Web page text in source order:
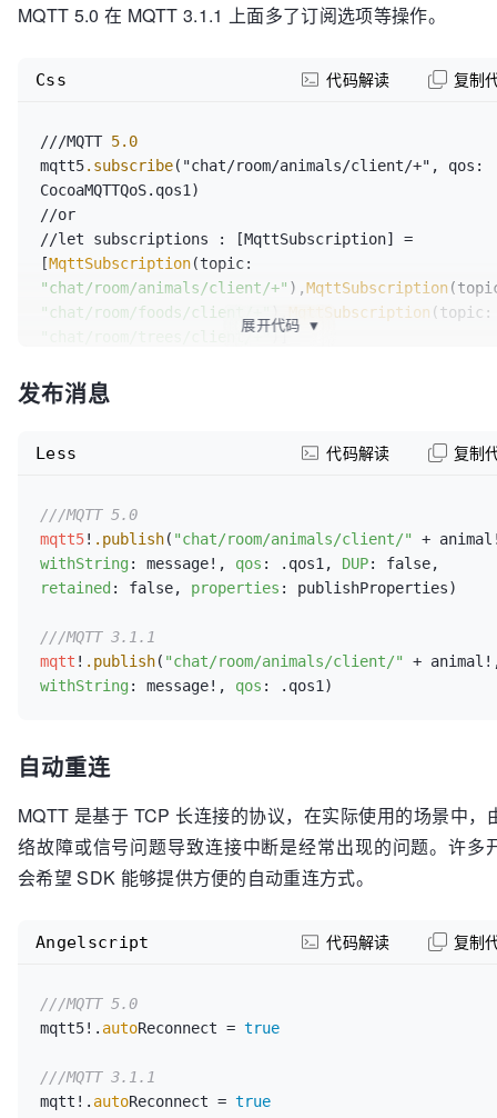
mqtt5.willMessage =
CocoaMQTTWill(topic: "/will",
mqtt5.delegate = self
mqtt5.connect
///MQTT 3.1.1
let
clientID = "CocoaMQTT-"
String
ProcessInfo
mqtt = CocoaMQTT
"broker-cn.emqx.io"
, port: 1883)
mqtt.willMessage =
mqtt.keepAlive =
MQTT 5.0 在 MQTT 3.1.1 上面多了订阅选项等操作。
///MQTT 5.0
mqtt5.subscribe("chat/room/animals/client/+", qos:
CocoaMQTTQoS.qos1)
//or
//let subscriptions : [MqttSubscription] =
[MqttSubscription
"chat/room/animals/client/+" ),MqttSubscription
"chat/room/foods/client/+"
MqttSubscription
"chat/room/trees/client/+" )]
///MQTT
CocoaMQTTQoS.qos1)
//let subscriptions : [(String, CocoaMQTTQoS)] =
[("chat/room/animals/client/+", qos:
CocoaMQTTQoS.qos1),(
"chat/room/foods/client/+"
CocoaMQTTQoS.qos1),("chat/room/trees/client/+",
//mqtt.subscribe
Css 代码解读 复制
展开代码 ▼
发布消息
///MQTT 5.0
mqtt5! .publish( "chat/room/animals/client/"
withString : message!, qos : .qos1, DUP
retained : false, properties : publishProperties)
///MQTT 3.1.1
mqtt ! .publish( "chat/room/animals/client/"
withString : message!, qos
Less 代码解读 复制
自动重连
MQTT 是基于 TCP 长连接的协议，在实际使用的场景中，
络故障或信号问题导致连接中断是经常出现的问题。许多
会希望 SDK 能够提供方便的自动重连方式。
///MQTT 5.0
mqtt5!. autoReconnect = true
///MQTT 3.1.1
mqtt!. autoReconnect = true
Angelscript 代码解读 复制